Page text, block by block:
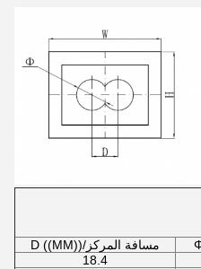
مسافة المركز/D ((MM))
18.4